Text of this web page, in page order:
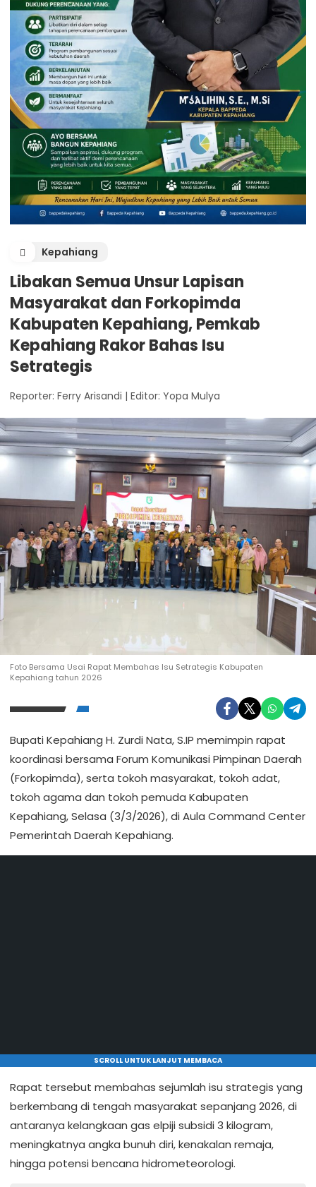
Kepahiang
Libakan Semua Unsur Lapisan
Masyarakat dan Forkopimda
Kabupaten Kepahiang, Pemkab
Kepahiang Rakor Bahas Isu
Setrategis
Reporter: Ferry Arisandi | Editor: Yopa Mulya
Foto Bersama Usai Rapat Membahas Isu Setrategis Kabupaten
Kepahiang tahun 2026
Bupati Kepahiang H. Zurdi Nata, S.IP memimpin rapat
koordinasi bersama Forum Komunikasi Pimpinan Daerah
(Forkopimda), serta tokoh masyarakat, tokoh adat,
tokoh agama dan tokoh pemuda Kabupaten
Kepahiang, Selasa (3/3/2026), di Aula Command Center
Pemerintah Daerah Kepahiang.
SCROLL UNTUK LANJUT MEMBACA
Rapat tersebut membahas sejumlah isu strategis yang
berkembang di tengah masyarakat sepanjang 2026, di
antaranya kelangkaan gas elpiji subsidi 3 kilogram,
meningkatnya angka bunuh diri, kenakalan remaja,
hingga potensi bencana hidrometeorologi.